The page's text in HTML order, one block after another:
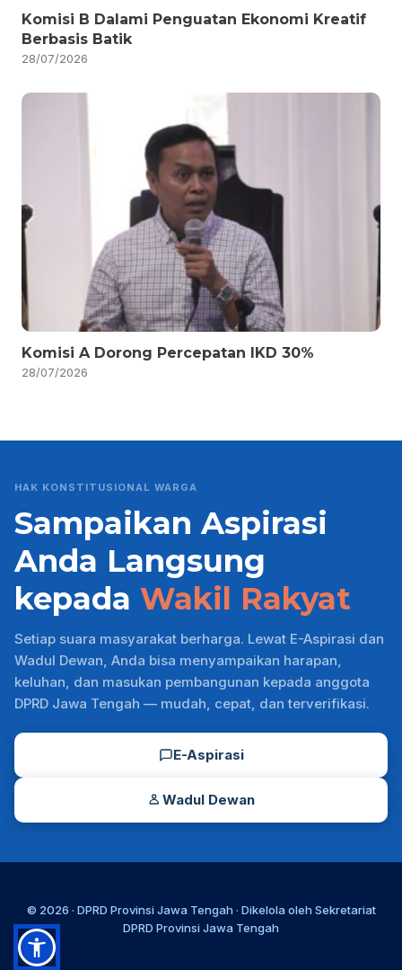
Komisi B Dalami Penguatan Ekonomi Kreatif
Berbasis Batik
28/07/2026
Komisi A Dorong Percepatan IKD 30%
28/07/2026
HAK KONSTITUSIONAL WARGA
Sampaikan Aspirasi
Anda Langsung
kepada Wakil Rakyat
Setiap suara masyarakat berharga. Lewat E-Aspirasi dan
Wadul Dewan, Anda bisa menyampaikan harapan,
keluhan, dan masukan pembangunan kepada anggota
DPRD Jawa Tengah — mudah, cepat, dan terverifikasi.
E-Aspirasi
Wadul Dewan
© 2026 · DPRD Provinsi Jawa Tengah · Dikelola oleh Sekretariat
DPRD Provinsi Jawa Tengah